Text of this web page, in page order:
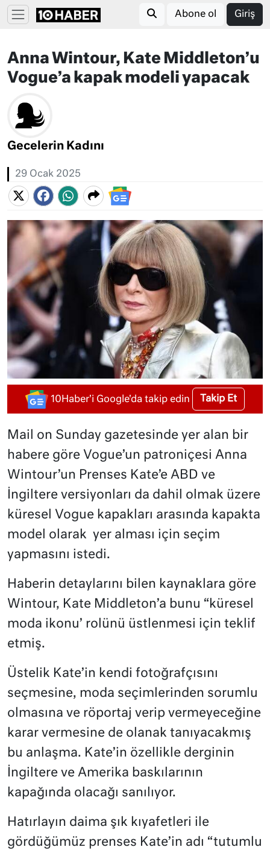
Abone ol Giriş
Anna Wintour, Kate Middleton’u
Vogue’a kapak modeli yapacak
Gecelerin Kadını
29 Ocak 2025
10Haber'i Google'da takip edin Takip Et
Mail on Sunday gazetesinde yer alan bir
habere göre Vogue’un patroniçesi Anna
Wintour’un Prenses Kate’e ABD ve
İngiltere versiyonları da dahil olmak üzere
küresel Vogue kapakları arasında kapakta
model olarak yer alması için seçim
yapmasını istedi.
Haberin detaylarını bilen kaynaklara göre
Wintour, Kate Middleton’a bunu “küresel
moda ikonu’ rolünü üstlenmesi için teklif
etmiş.
Üstelik Kate’in kendi fotoğrafçısını
seçmesine, moda seçimlerinden sorumlu
olmasına ve röportaj verip vermeyeceğine
karar vermesine de olanak tanıyacakmış
bu anlaşma. Kate’in özellikle derginin
İngiltere ve Amerika baskılarının
kapağında olacağı sanılıyor.
Hatırlayın daima şık kıyafetleri ile
gördüğümüz prenses Kate’in adı “tutumlu